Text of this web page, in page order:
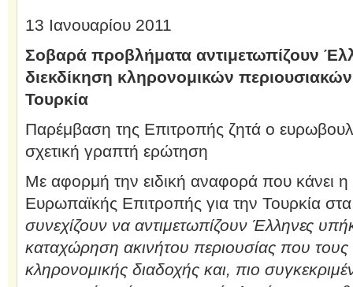
13 Ιανουαρίου 2011
Σοβαρά προβλήματα αντιμετωπίζουν
διεκδίκηση κληρονομικών
Τουρκία
Παρέμβαση της Επιτροπής ζητά ο
σχετική γραπτή ερώτηση
Με αφορμή την ειδική αναφορά που κάνει
Ευρωπαϊκής Επιτροπής για την Τουρκία
συνεχίζουν να αντιμετωπίζουν Έλληνες
καταχώρηση ακινήτου περιουσίας που τους
κληρονομικής διαδοχής και, πιο